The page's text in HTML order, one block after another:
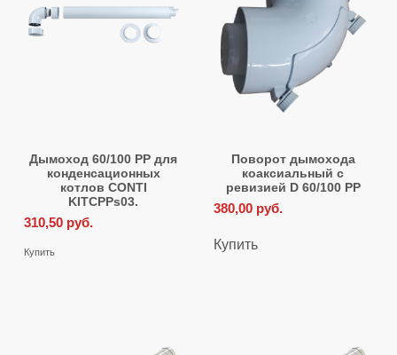
Дымоход 60/100 PP для
конденсационных
котлов CONTI
KITCPPs03.
310,50 руб.
Купить
Поворот дымохода
коаксиальный с
ревизией D 60/100 PP
380,00 руб.
Купить